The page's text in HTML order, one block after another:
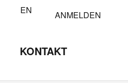
EN ANMELDEN
KONTAKT